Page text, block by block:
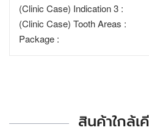
(Clinic Case) Indication 3 :
(Clinic Case) Tooth Areas :
Package :
สินค้าใกล้